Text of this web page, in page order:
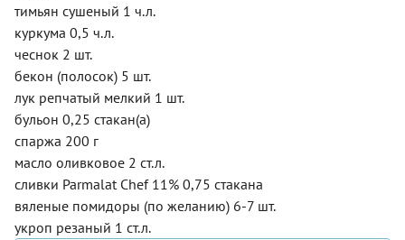
тимьян сушеный 1 ч.л.
куркума 0,5 ч.л.
чеснок 2 шт.
бекон (полосок) 5 шт.
лук репчатый мелкий 1 шт.
бульон 0,25 стакан(а)
спаржа 200 г
масло оливковое 2 ст.л.
сливки Parmalat Chef 11% 0,75 стакана
вяленые помидоры (по желанию) 6-7 шт.
укроп резаный 1 ст.л.